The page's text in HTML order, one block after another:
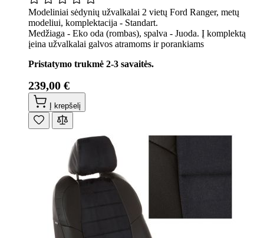
Modeliniai sėdynių užvalkalai 2 vietų Ford Ranger, metų
modeliui, komplektacija - Standart.
Medžiaga - Eko oda (rombas), spalva - Juoda. Į komplektą
įeina užvalkalai galvos atramoms ir porankiams
Pristatymo trukmė 2-3 savaitės.
239,00 €
Į krepšelį